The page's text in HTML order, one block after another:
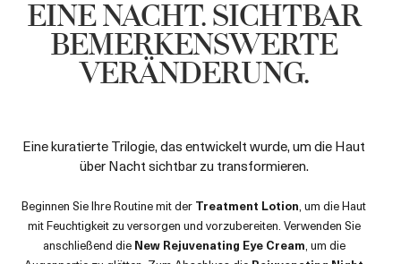
EINE NACHT. SICHTBAR
BEMERKENSWERTE
VERÄNDERUNG.
Eine kuratierte Trilogie, das entwickelt wurde, um die Haut
über Nacht sichtbar zu transformieren.
Beginnen Sie Ihre Routine mit der Treatment Lotion, um die Haut
mit Feuchtigkeit zu versorgen und vorzubereiten. Verwenden Sie
anschließend die New Rejuvenating Eye Cream, um die